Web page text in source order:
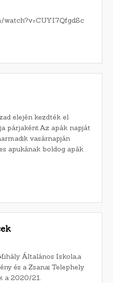
watch?v=CUYI7QfgdSc
elején kezdték el
párjaként.Az apák napját
vasárnapján
apukának boldog apák
Általános Iskola,a
és a Zsanai Telephely
a 2020/21.